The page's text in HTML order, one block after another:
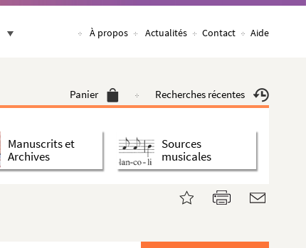
À propos Actualités Contact Aide
Panier Recherches récentes
Manuscrits et
Archives
Sources
musicales